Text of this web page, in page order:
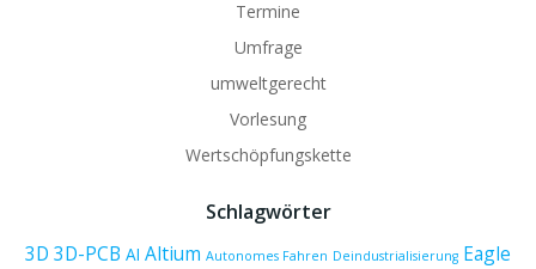
Termine
Umfrage
umweltgerecht
Vorlesung
Wertschöpfungskette
Schlagwörter
3D 3D-PCB AI Altium Autonomes Fahren Deindustrialisierung Eagle